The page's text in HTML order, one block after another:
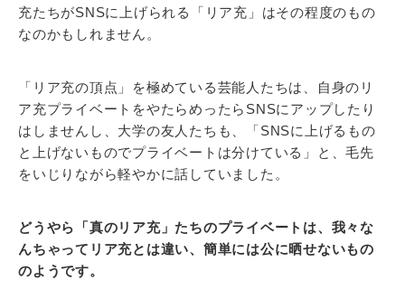
充たちがSNSに上げられる「リア充」はその程度のもの
なのかもしれません。
「リア充の頂点」を極めている芸能人たちは、自身のリ
ア充プライベートをやたらめったらSNSにアップしたり
はしませんし、大学の友人たちも、「SNSに上げるもの
と上げないものでプライベートは分けている」と、毛先
をいじりながら軽やかに話していました。
どうやら「真のリア充」たちのプライベートは、我々な
んちゃってリア充とは違い、簡単には公に晒せないもの
のようです。